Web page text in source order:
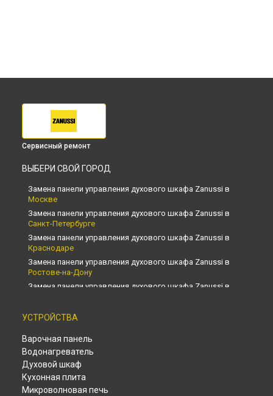
Сервисный ремонт
ВЫБЕРИ СВОЙ ГОРОД
Замена панели управления духового шкафа Zanussi в
Москве
Замена панели управления духового шкафа Zanussi в
Санкт-Петербурге
Замена панели управления духового шкафа Zanussi в
Краснодаре
Замена панели управления духового шкафа Zanussi в
Ростове-на-Дону
Замена панели управления духового шкафа Zanussi в
Замена панели управления духового шкафа Zanussi в
Новосибирске
Замена панели управления духового шкафа Zanussi в
Челябинске
Замена панели управления духового шкафа Zanussi в
Екатеринбурге
Замена панели управления духового шкафа Zanussi в
Казани
УСТРОЙСТВА
Варочная панель
Водонагреватель
Духовой шкаф
Кухонная плита
Микроволновая печь